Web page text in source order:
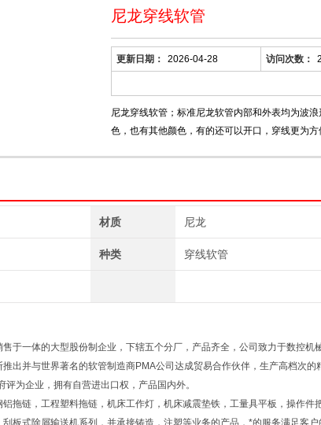
尼龙穿线软管
更新日期： 2026-04-28 访问次数：
尼龙穿线软管；标准尼龙软管内部和外表均为波
色，也有其他颜色，有的还可以开口，穿线更为方
材质 尼龙
种类 穿线软管
于一体的大型股份制企业，下辖五个分厂，产品齐全，公司致力于数控机
出并与世界著名的软管制造商PMA公司达成贸易合作伙伴，生产高档次的
为企业，拥有自营进出口权，产品国内外。
拖链，工程塑料拖链，机床工作灯，机床减震垫铁，工量具平板，操作件
板式除屑输送机系列，并承接铸造，注塑等业务的产品，*的服务满足客